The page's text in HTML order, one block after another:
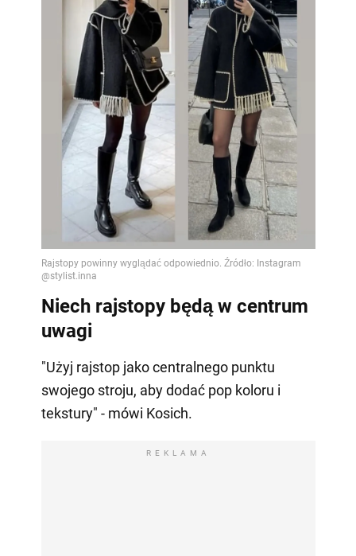
Niech rajstopy będą w centrum
uwagi
"Użyj rajstop jako centralnego punktu
swojego stroju, aby dodać pop koloru i
tekstury" - mówi Kosich.
REKLAMA